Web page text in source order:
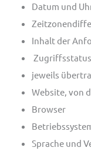
Datum und
Inhalt der
jeweils
Website, von
Browser
Sprache und